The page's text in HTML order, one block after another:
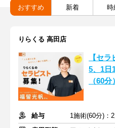
おすすめ 新着 時
りらくる 高田店
【セ
5、1日
（60
給与
1施術(60分)：